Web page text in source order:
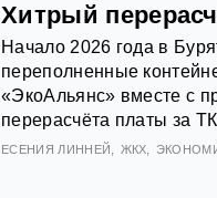
Хитрый
Начало 2026 года в
переполненные
«ЭкоАльянс» вместе с
перерасчёта платы за
ЕСЕНИЯ ЛИННЕЙ ЖКХ